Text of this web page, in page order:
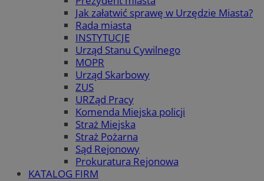
Jak załatwić sprawę w Urzędzie Miasta?
Rada miasta
INSTYTUCJE
Urząd Stanu Cywilnego
MOPR
Urząd Skarbowy
ZUS
URZąd Pracy
Komenda Miejska policji
Straż Miejska
Straż Pożarna
Sąd Rejonowy
Prokuratura Rejonowa
KATALOG FIRM